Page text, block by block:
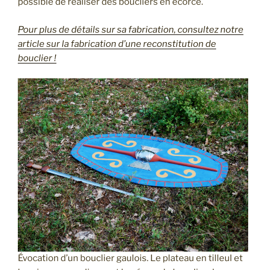
Pour plus de détails sur sa fabrication, consultez notre
article sur la fabrication d’une reconstitution de
bouclier !
Évocation d’un bouclier gaulois. Le plateau en tilleul et